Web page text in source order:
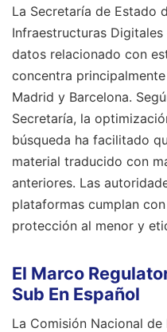
La Secretaría de Estado
Infraestructuras
datos relacionado con
concentra
Madrid y Barcelona.
Secretaría, la
búsqueda ha facilitado
material traducido con
anteriores. Las
plataformas cumplan
protección al menor y
El Marco
Sub En Español
La Comisión Nacional